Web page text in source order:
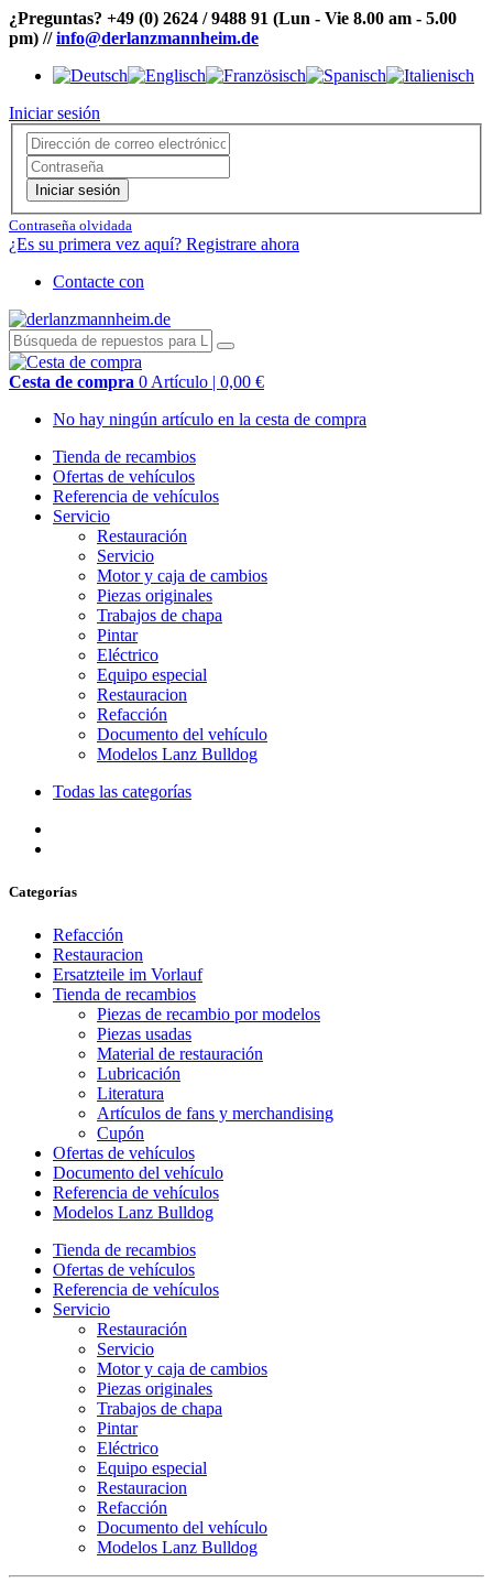
¿Preguntas? +49 (0) 2624 / 9488 91 (Lun - Vie 8.00 am - 5.00
pm) //info@derlanzmannheim.de
Iniciar sesión
Iniciar sesión
Contraseña olvidada
¿Es su primera vez aquí? Registrare ahora
Contacte con
Cesta de compra 0 Artículo | 0,00 €
No hay ningún artículo en la cesta de compra
Tienda de recambios
Ofertas de vehículos
Referencia de vehículos
Servicio
Restauración
Servicio
Motor y caja de cambios
Piezas originales
Trabajos de chapa
Pintar
Eléctrico
Equipo especial
Restauracion
Refacción
Documento del vehículo
Modelos Lanz Bulldog
Todas las categorías
Categorías
Refacción
Restauracion
Ersatzteile im Vorlauf
Tienda de recambios
Piezas de recambio por modelos
Piezas usadas
Material de restauración
Lubricación
Literatura
Artículos de fans y merchandising
Cupón
Ofertas de vehículos
Documento del vehículo
Referencia de vehículos
Modelos Lanz Bulldog
Tienda de recambios
Ofertas de vehículos
Referencia de vehículos
Servicio
Restauración
Servicio
Motor y caja de cambios
Piezas originales
Trabajos de chapa
Pintar
Eléctrico
Equipo especial
Restauracion
Refacción
Documento del vehículo
Modelos Lanz Bulldog